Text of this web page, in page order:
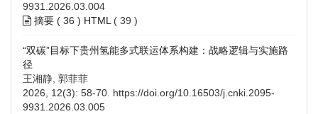
9931.2026.03.004
摘要 ( 36 ) HTML ( 39 )
“双碳”目标下贵州氢能多式联运体系构建：战略逻辑与实施路
径
王湘静, 郭菲菲
2026, 12(3): 58-70. https://doi.org/10.16503/j.cnki.2095-
9931.2026.03.005